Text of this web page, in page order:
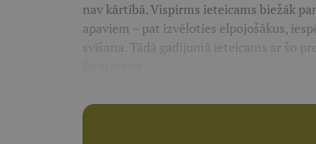
nav kārtībā. Vispirms ieteicams biežāk
apaviem – pat izvēloties elpojošākus,
svīšana. Tādā gadījumā ieteicams ar šo